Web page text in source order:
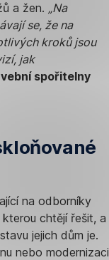
a žen. „Na
se, že na
kroků jsou
jak
spořitelny
na odborníky
chtějí řešit, a
jejich dům je.
nebo modernizaci